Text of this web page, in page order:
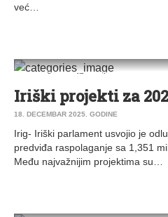
već…
DRUŠTVO VESTI IRIG
Iriški projekti za
18. DECEMBAR 2025. GODINE
Irig- Iriški parlament usvojio je
predviđa raspolaganje sa 1,351
Među najvažnijim projektima su…